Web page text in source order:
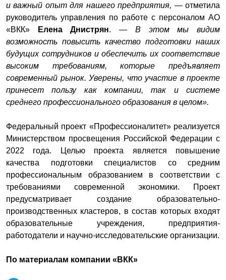
и важный опыт для нашего предприятия, — отметила
руководитель управления по работе с персоналом АО
«ВКК»
Елена Днистрян. — В этом мы видим
возможность повысить качество подготовки наших
будущих сотрудников и обеспечить их соответствие
высоким требованиям, которые предъявляет
современный рынок. Уверены, что участие в проекте
принесет пользу как компании, так и системе
среднего профессионального образования в целом».
Федеральный проект «Профессионалитет» реализуется
Министерством просвещения Российской Федерации с
2022 года. Целью проекта является повышение
качества подготовки специалистов со средним
профессиональным образованием в соответствии с
требованиями современной экономики. Проект
предусматривает создание образовательно-
производственных кластеров, в состав которых входят
образовательные учреждения, предприятия-
работодатели и научно-исследовательские организации.
По материалам компании «ВКК»